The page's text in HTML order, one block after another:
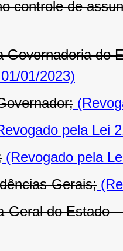
controle de
Governadoria do
01/2023)
pela Lei
(Revogado pela
Gerais;
Geral do Estado